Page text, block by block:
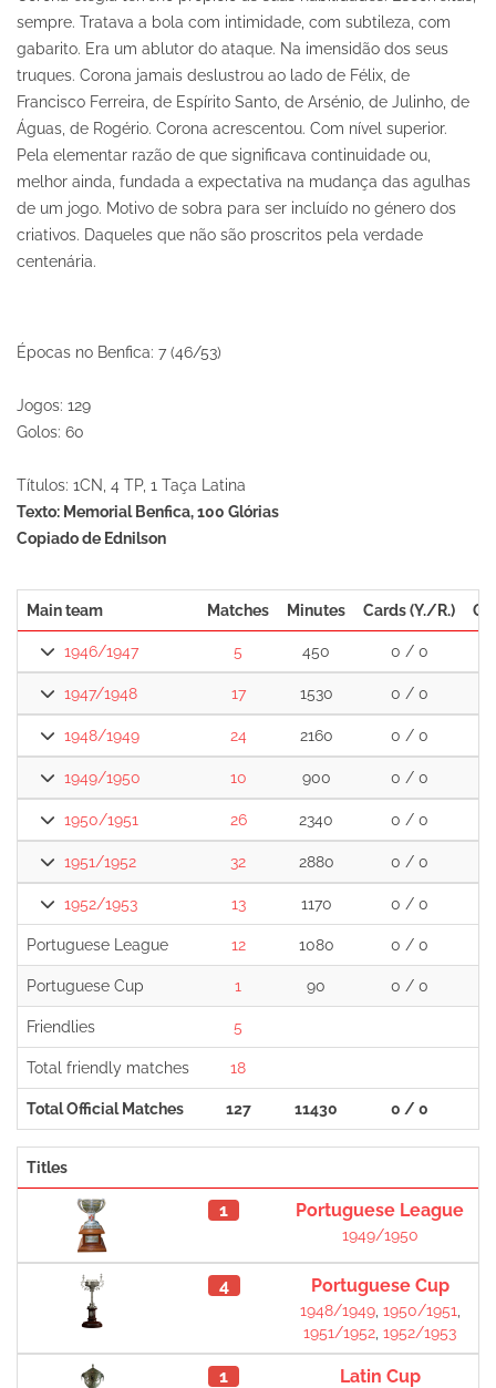
sempre. Tratava a bola com intimidade, com subtileza, com
gabarito. Era um ablutor do ataque. Na imensidão dos seus
truques. Corona jamais deslustrou ao lado de Félix, de
Francisco Ferreira, de Espírito Santo, de Arsénio, de Julinho, de
Águas, de Rogério. Corona acrescentou. Com nível superior.
Pela elementar razão de que significava continuidade ou,
melhor ainda, fundada a expectativa na mudança das agulhas
de um jogo. Motivo de sobra para ser incluído no género dos
criativos. Daqueles que não são proscritos pela verdade
centenária.
Épocas no Benfica: 7 (46/53)
Jogos: 129
Golos: 60
Títulos: 1CN, 4 TP, 1 Taça Latina
Texto: Memorial Benfica, 100 Glórias
Copiado de Ednilson
Main team Matches Minutes Cards (Y./R.)
1946/1947 5 450 0 / 0
1947/1948 17 1530 0 / 0
1948/1949 24 2160 0 / 0
1949/1950 10 900 0 / 0
1950/1951 26 2340 0 / 0
1951/1952 32 2880 0 / 0
1952/1953 13 1170 0 / 0
Portuguese League 12 1080 0 / 0
Portuguese Cup 1 90 0 / 0
Friendlies 5
Total friendly matches 18
Total Official Matches 127 11430 0 / 0
Titles
1 Portuguese League
1949/1950
4 Portuguese Cup
1948/1949, 1950/1951
1951/1952 1952/1953
1 Latin Cup